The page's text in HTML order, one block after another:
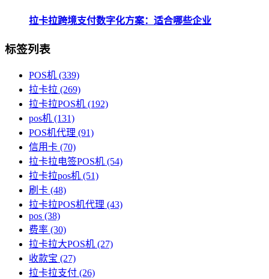
拉卡拉跨境支付数字化方案：适合哪些企业
标签列表
POS机 (339)
拉卡拉 (269)
拉卡拉POS机 (192)
pos机 (131)
POS机代理 (91)
信用卡 (70)
拉卡拉电签POS机 (54)
拉卡拉pos机 (51)
刷卡 (48)
拉卡拉POS机代理 (43)
pos (38)
费率 (30)
拉卡拉大POS机 (27)
收款宝 (27)
拉卡拉支付 (26)